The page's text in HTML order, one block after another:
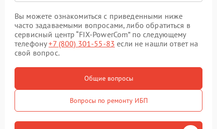
Вы можете ознакомиться с приведенными ниже
часто задаваемыми вопросами, либо обратиться в
сервисный центр “FIX-PowerCom” по следующему
телефону+7 (800) 301-55-83 если не нашли ответ на
свой вопрос.
Общие вопросы
Вопросы по ремонту ИБП